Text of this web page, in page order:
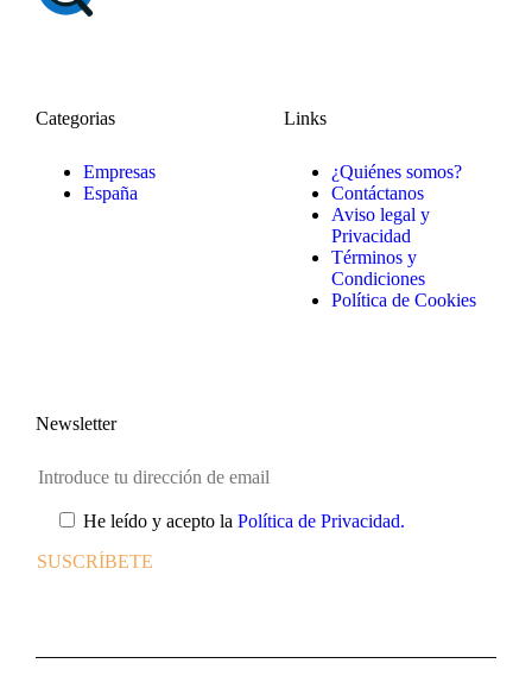
Categorias
Empresas
España
Links
¿Quiénes somos?
Contáctanos
Aviso legal y
Privacidad
Términos y
Condiciones
Política de Cookies
Newsletter
He leído y acepto la Política de Privacidad.